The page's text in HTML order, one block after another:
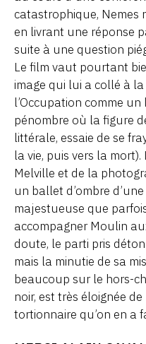
catastrophique, Nemes
en livrant une réponse
suite à une question
Le film vaut pourtant
image qui lui a collé à
l’Occupation comme
pénombre où la figure
littérale, essaie de se
la vie, puis vers la
Melville et de la
un ballet d’ombre
majestueuse que
accompagner Moulin
doute, le parti pris
mais la minutie de sa
beaucoup sur le hors-
noir, est très éloignée
tortionnaire qu’on en a